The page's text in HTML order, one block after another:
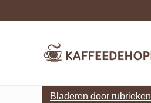
Bladeren door rubrieken